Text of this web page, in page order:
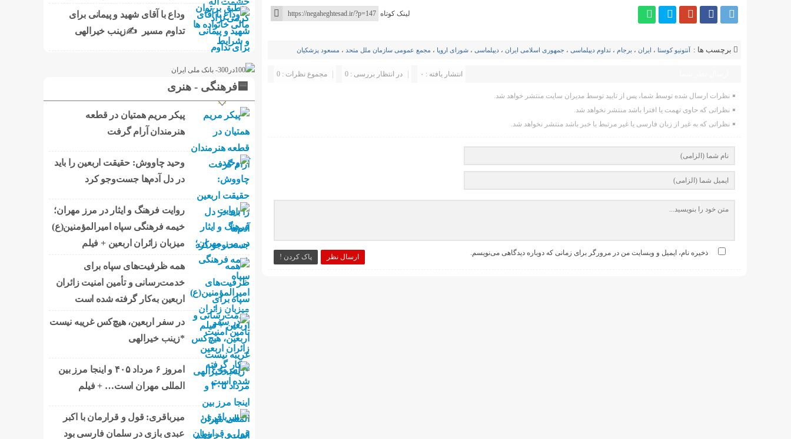
لینک کوتاه
برچسب ها : آنتونیو کوستا ، ایران ، برجام ،تداوم دیپلماسی ، جمهوری اسلامی ایران ،دیپلماسی ،شورای اروپا ، مجمع عمومی سازمان ملل متحد ، مسعود پزشکیان
مجموع نظرات : 0 در انتظار بررسی : 0 انتشار یافته : ۰
نظرات ارسال شده توسط شما، پس از تایید توسط مدیران سایت منتشر خواهد شد.
نظراتی که حاوی تهمت یا افترا باشد منتشر نخواهد شد.
نظراتی که به غیر از زبان فارسی یا غیر مرتبط با خبر باشد منتشر نخواهد شد.
ارسال نظر پاک کردن ! ذخیره نام، ایمیل و وبسایت من در مرورگر برای زمانی که دوباره دیدگاهی می‌نویسم.
وداع با آقای شهید و پیمانی برای
تداوم مسیر ✍زینب خیرالهی
🟦فرهنگی - هنری
پیکر مریم همتیان در قطعه
هنرمندان آرام گرفت
وحید چاووش: حقیقت اربعین را باید
در دل آدم‌ها جست‌وجو کرد
روایت فرهنگ و ایثار در مرز مهران؛
خیمه فرهنگی سپاه امیرالمؤمنین(ع)
میزبان زائران اربعین + فیلم
همه ظرفیت‌های سپاه برای
خدمت‌رسانی و تأمین امنیت زائران
اربعین به‌کار گرفته شده است
در سفر اربعین، هیچ‌کس غریبه نیست
*زینب خیرالهی
امروز ۶ مرداد ۴۰۵ و اینجا مرز بین
المللی مهران است… + فیلم
میرباقری: قول و قرارمان با اکبر
عبدی بازی در سلمان فارسی بود